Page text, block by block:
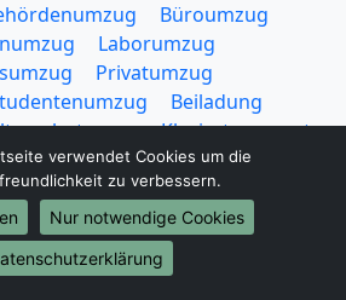
Büroumzug
Laborumzug
Privatumzug
Beiladung
Klaviertransport
Möbeltaxi
Umzugskartons
verwendet Cookies um die
zu verbessern.
Nur notwendige Cookies